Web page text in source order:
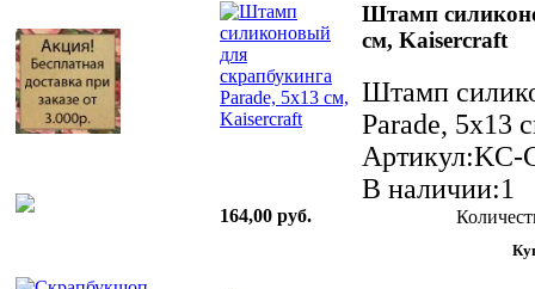
Штамп
см, Kaisercraft
Штамп
Parade, 5х13
Артикул:KC-
В наличии:1
164,00 руб.